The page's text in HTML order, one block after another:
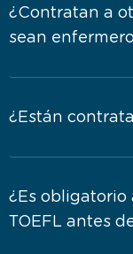
¿Contratan a
sean
¿Están
¿Es obligatorio
TOEFL antes